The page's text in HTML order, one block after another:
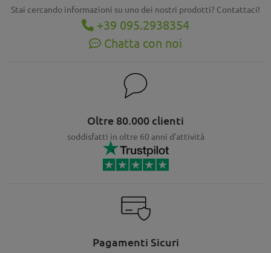
Stai cercando informazioni su uno dei nostri prodotti? Contattaci!
+39 095.2938354
Chatta con noi
Oltre 80.000 clienti
soddisfatti in oltre 60 anni d'attività
Pagamenti Sicuri